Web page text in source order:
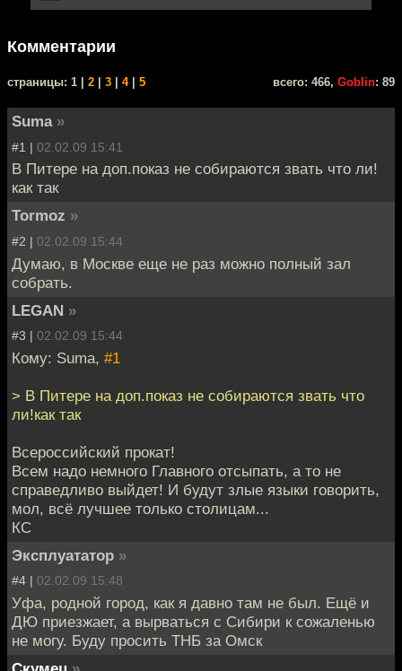
Комментарии
cтраницы: 1 | 2 3 4| 5 всего: 466, Goblin: 89
Suma »
#1 | 02.02.09 15:41
В Питере на доп.показ не собираются звать что ли!
как так
Tormoz »
#2 | 02.02.09 15:44
Думаю, в Москве еще не раз можно полный зал
собрать.
LEGAN »
#3 | 02.02.09 15:44
Кому: Suma, #1
> В Питере на доп.показ не собираются звать что
ли!как так
Всероссийский прокат!
Всем надо немного Главного отсыпать, а то не
справедливо выйдет! И будут злые языки говорить,
мол, всё лучшее только столицам...
КС
Эксплуататор »
#4 | 02.02.09 15:48
Уфа, родной город, как я давно там не был. Ещё и
ДЮ приезжает, а вырваться с Сибири к сожаленью
не могу. Буду просить ТНБ за Омск